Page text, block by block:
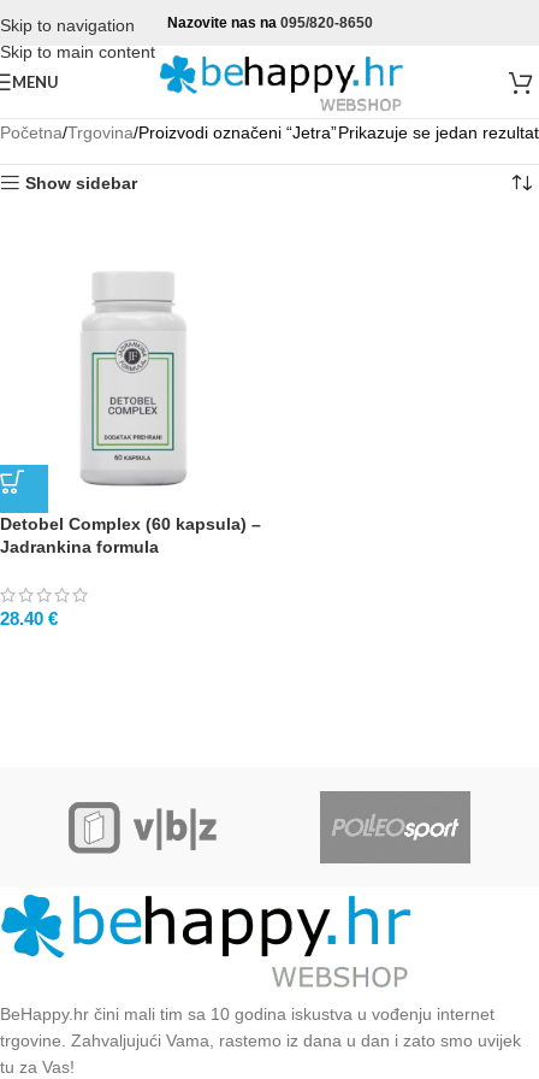
Skip to navigation
Skip to main content
Nazovite nas na 095/820-8650
MENU
Početna Trgovina Proizvodi označeni “Jetra”Prikazuje se jedan rezultat
Show sidebar
Detobel Complex (60 kapsula) –
Jadrankina formula
28.40 €
BeHappy.hr čini mali tim sa 10 godina iskustva u vođenju internet
trgovine. Zahvaljujući Vama, rastemo iz dana u dan i zato smo uvijek
tu za Vas!